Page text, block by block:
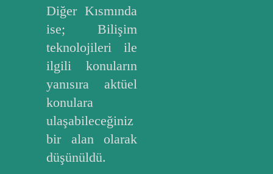
Diğer Kısmında
ise; Bilişim
teknolojileri ile
ilgili konuların
yanısıra aktüel
konulara
ulaşabileceğiniz
bir alan olarak
düşünüldü.